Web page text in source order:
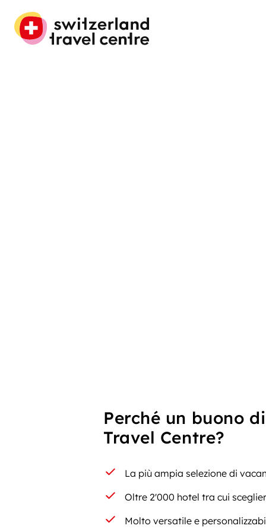
Perché un buono
Travel Centre?
La più ampia selezione di
Oltre 2'000 hotel tra cui
Molto versatile e